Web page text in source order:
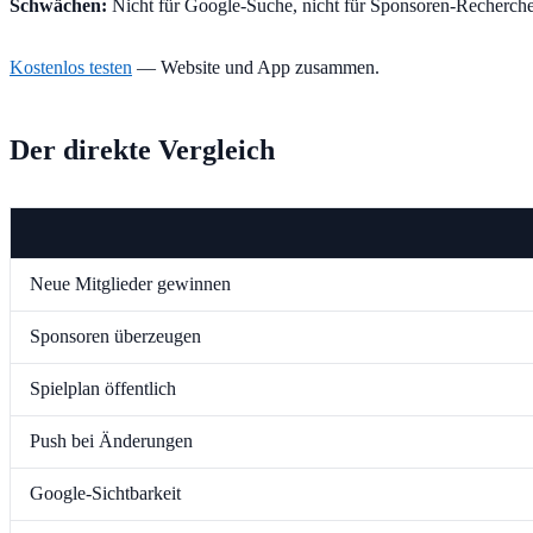
Schwächen: Nicht für Google-Suche, nicht für Sponsoren-
Kostenlos testen — Website und App zusammen.
Der direkte Vergleich
Neue Mitglieder gewinnen
Sponsoren überzeugen
Spielplan öffentlich
Push bei Änderungen
Google-Sichtbarkeit